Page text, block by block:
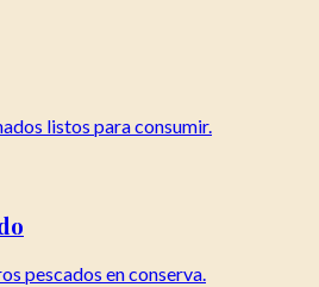
listos para consumir.
pescados en conserva.